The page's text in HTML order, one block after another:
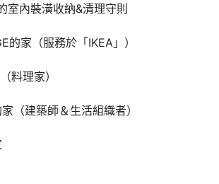
室內裝潢收納&清理守則
家（服務於「IKEA」）
料理家）
（建築師＆生活組織者）